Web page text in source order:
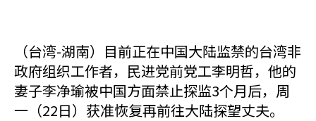
（台湾-湖南）目前正在中国大陆监禁的台湾非
政府组织工作者，民进党前党工李明哲，他的
妻子李净瑜被中国方面禁止探监3个月后，周
一（22日）获准恢复再前往大陆探望丈夫。